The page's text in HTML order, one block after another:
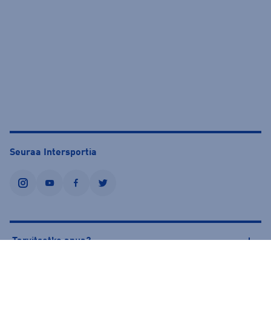
Seuraa Intersportia
instagramyoutubefacebooktwitter
Tarvitsetko apua?